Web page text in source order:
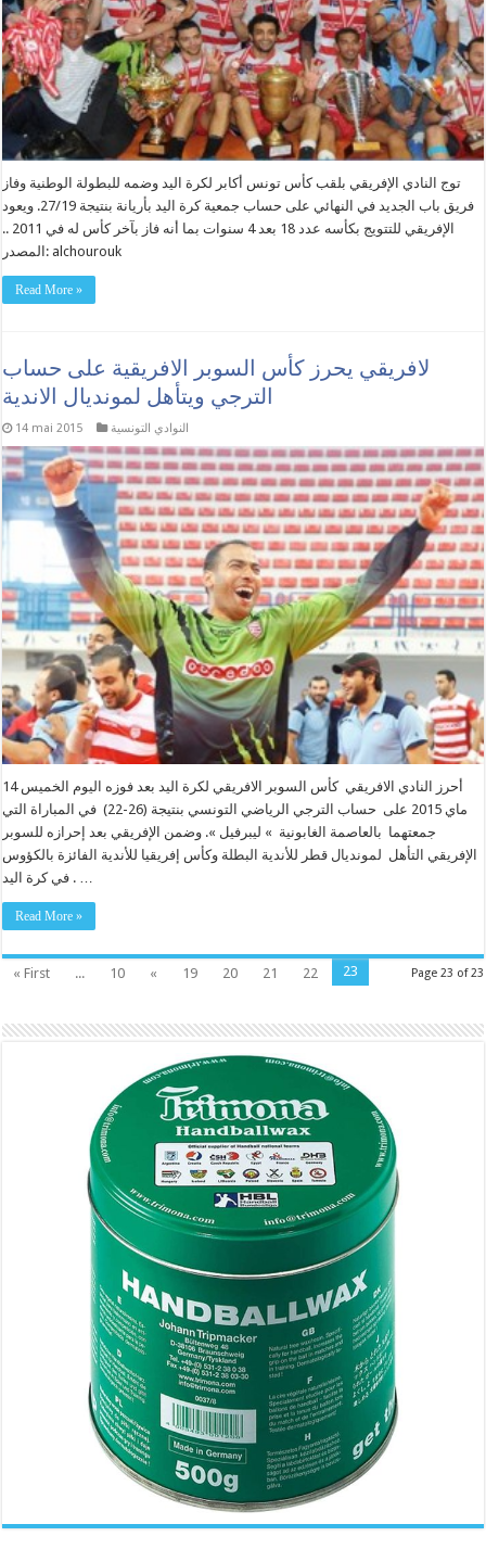
توج النادي الإفريقي بلقب كأس تونس أكابر لكرة اليد وضمه للبطولة الوطنية وفاز
فريق باب الجديد في النهائي على حساب جمعية كرة اليد بأريانة بنتيجة 27/19. ويعود
الإفريقي للتتويج بكأسه عدد 18 بعد 4 سنوات بما أنه فاز بآخر كأس له في 2011 ..
المصدر: alchourouk
Read More »
لافريقي يحرز كأس السوبر الافريقية على حساب
الترجي ويتأهل لمونديال الاندية
14 mai 2015 النوادي التونسية
أحرز النادي الافريقي كأس السوبر الافريقي لكرة اليد بعد فوزه اليوم الخميس 14
ماي 2015 على حساب الترجي الرياضي التونسي بنتيجة (26-22) في المباراة التي
جمعتهما بالعاصمة الغابونية » ليبرفيل ». وضمن الإفريقي بعد إحرازه للسوبر
الإفريقي التأهل لمونديال قطر للأندية البطلة وكأس إفريقيا للأندية الفائزة بالكؤوس
في كرة اليد . …
Read More »
Page 23 of 23
« First ... 10 « 19 20 21 22 23